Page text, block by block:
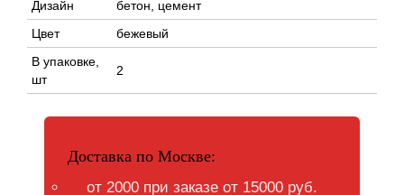
Дизайн
бетон, цемент
Цвет
бежевый
В упаковке,
шт
2
Доставка по Москве:
от 2000 при заказе от 15000 руб.